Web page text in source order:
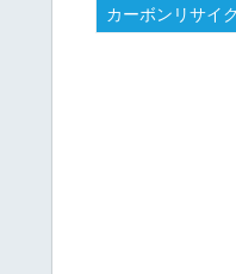
カーボンリサイ